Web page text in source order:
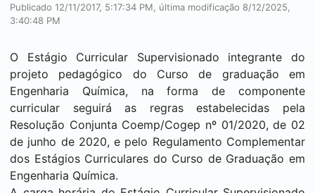
Publicado 12/11/2017, 5:17:34 PM, última modificação 8/12/2025,
3:40:48 PM
O Estágio Curricular Supervisionado integrante do
projeto pedagógico do Curso de graduação em
Engenharia Química, na forma de componente
curricular seguirá as regras estabelecidas pela
Resolução Conjunta Coemp/Cogep nº 01/2020, de 02
de junho de 2020, e pelo Regulamento Complementar
dos Estágios Curriculares do Curso de Graduação em
Engenharia Química.